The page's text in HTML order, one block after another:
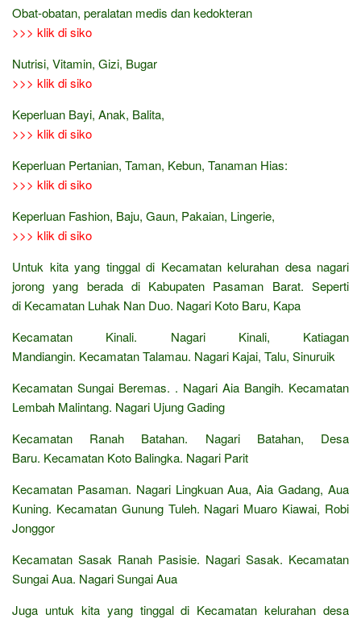
Obat-obatan, peralatan medis dan kedokteran
>>> klik di siko
Nutrisi, Vitamin, Gizi, Bugar
>>> klik di siko
Keperluan Bayi, Anak, Balita,
>>> klik di siko
Keperluan Pertanian, Taman, Kebun, Tanaman Hias:
>>> klik di siko
Keperluan Fashion, Baju, Gaun, Pakaian, Lingerie,
>>> klik di siko
Untuk kita yang tinggal di Kecamatan kelurahan desa nagari
jorong yang berada di Kabupaten Pasaman Barat. Seperti
di Kecamatan Luhak Nan Duo. Nagari Koto Baru, Kapa
Kecamatan Kinali. Nagari Kinali, Katiagan
Mandiangin. Kecamatan Talamau. Nagari Kajai, Talu, Sinuruik
Kecamatan Sungai Beremas. . Nagari Aia Bangih. Kecamatan
Lembah Malintang. Nagari Ujung Gading
Kecamatan Ranah Batahan. Nagari Batahan, Desa
Baru. Kecamatan Koto Balingka. Nagari Parit
Kecamatan Pasaman. Nagari Lingkuan Aua, Aia Gadang, Aua
Kuning. Kecamatan Gunung Tuleh. Nagari Muaro Kiawai, Robi
Jonggor
Kecamatan Sasak Ranah Pasisie. Nagari Sasak. Kecamatan
Sungai Aua. Nagari Sungai Aua
Juga untuk kita yang tinggal di Kecamatan kelurahan desa